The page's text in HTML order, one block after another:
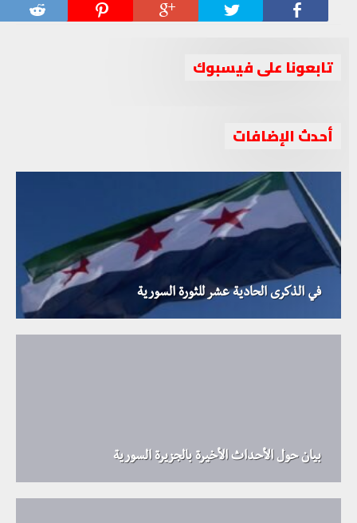
تابعونا على فيسبوك
أحدث الإضافات
في الذكرى الحادية عشر للثورة السورية
بيان حول الأحداث الأخيرة بالجزيرة السورية